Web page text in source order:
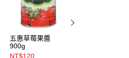
五惠草莓果醬
900g
NT$120